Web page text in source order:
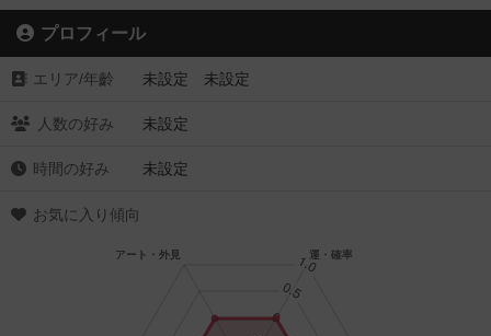
プロフィール
エリア/年齡 未設定 未設定
人数の好み 未設定
時間の好み 未設定
お気に入り傾向